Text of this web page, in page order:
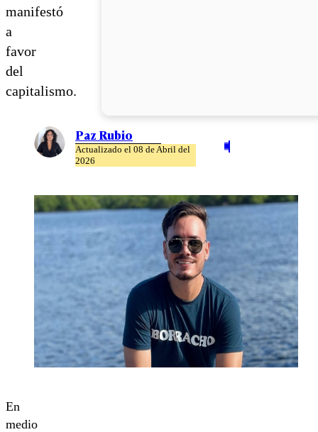
manifestó
a
favor
del
capitalismo.
Paz Rubio
Actualizado el 08 de Abril del
2026
En
medio